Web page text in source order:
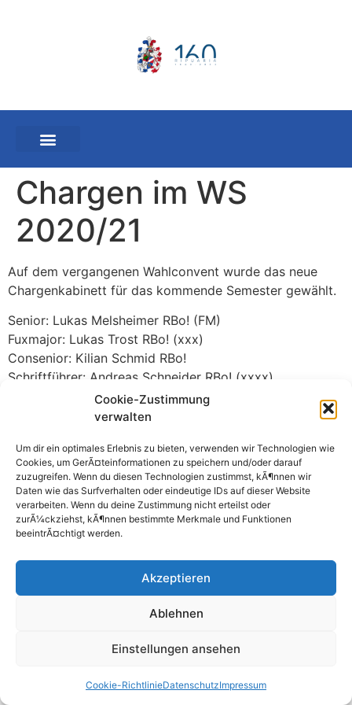
Cookie-Zustimmung
verwalten
Um dir ein optimales Erlebnis zu bieten, verwenden wir Technologien wie
Cookies, um GerÃ¤teinformationen zu speichern und/oder darauf
zuzugreifen. Wenn du diesen Technologien zustimmst, kÃ¶nnen wir
Daten wie das Surfverhalten oder eindeutige IDs auf dieser Website
verarbeiten. Wenn du deine Zustimmung nicht erteilst oder
zurÃ¼ckziehst, kÃ¶nnen bestimmte Merkmale und Funktionen
beeintrÃ¤chtigt werden.
Akzeptieren
Ablehnen
Einstellungen ansehen
Cookie-RichtlinieDatenschutzImpressum
Chargen im WS
2020/21
Auf dem vergangenen Wahlconvent wurde das neue
Chargenkabinett für das kommende Semester gewählt.
Senior: Lukas Melsheimer RBo! (FM)
Fuxmajor: Lukas Trost RBo! (xxx)
Consenior: Kilian Schmid RBo!
Schriftführer: Andreas Schneider RBo! (xxxx)
Kassierer: Marvin Schill RBo! (FM)
VerschlagwortetWS 2020/21
DatenschutzKontaktCartellverband (CV)
© 2026 K.D.St.V. Ripuaria Bonn